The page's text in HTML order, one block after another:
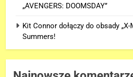
„AVENGERS: DOOMSDAY”
Kit Connor dołączy do obsady
Summers!